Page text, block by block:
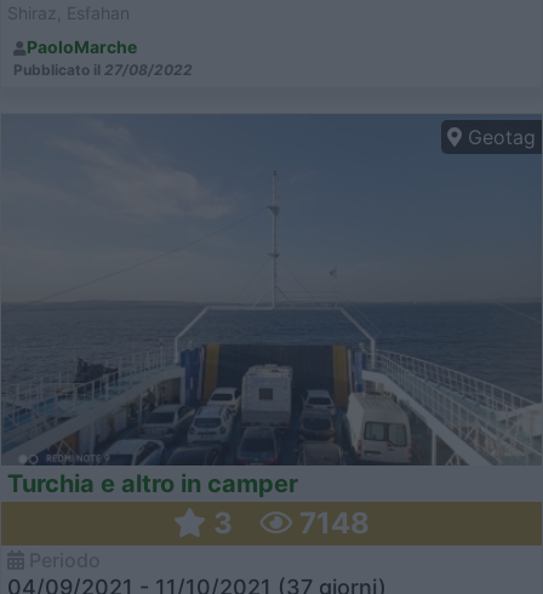
Shiraz, Esfahan
PaoloMarche
Pubblicato il 27/08/2022
Geotag
Turchia e altro in camper
3 7148
04/09/2021 - 11/10/2021 (37 giorni)